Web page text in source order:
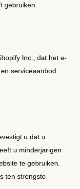
gebruiken.
Inc., dat het e-
serviceaanbod
u dat u
u minderjarigen
te gebruiken.
ten strengste